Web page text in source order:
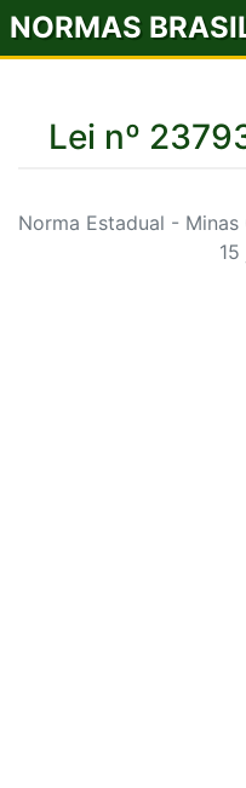
NORMAS
Lei nº
Norma Estadual -